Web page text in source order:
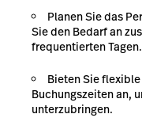
Planen Sie das
Sie den Bedarf an
frequentierten Tagen.
Bieten Sie
Buchungszeiten an,
unterzubringen.